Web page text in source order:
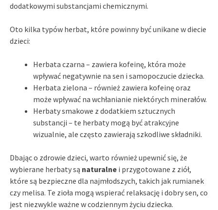
dodatkowymi substancjami chemicznymi.
Oto kilka typów herbat, które powinny być unikane w diecie
dzieci:
Herbata czarna – zawiera kofeinę, która może
wpływać negatywnie na sen i samopoczucie dziecka.
Herbata zielona – również zawiera kofeinę oraz
może wpływać na wchłanianie niektórych minerałów.
Herbaty smakowe z dodatkiem sztucznych
substancji – te herbaty mogą być atrakcyjne
wizualnie, ale często zawierają szkodliwe składniki.
Dbając o zdrowie dzieci, warto również upewnić się, że
wybierane herbaty są naturalne i przygotowane z ziół,
które są bezpieczne dla najmłodszych, takich jak rumianek
czy melisa. Te zioła mogą wspierać relaksację i dobry sen, co
jest niezwykle ważne w codziennym życiu dziecka.